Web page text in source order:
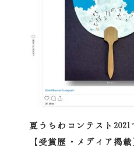
夏うちわコンテスト
【受賞歴・メディア掲載